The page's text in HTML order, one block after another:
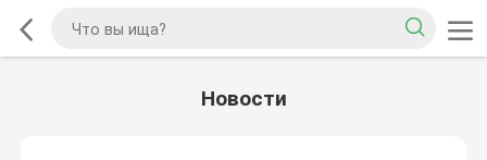
Новости